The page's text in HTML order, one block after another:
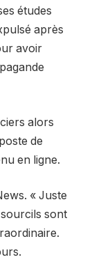
études
après
avoir
alors
de
en ligne.
« Juste
sont